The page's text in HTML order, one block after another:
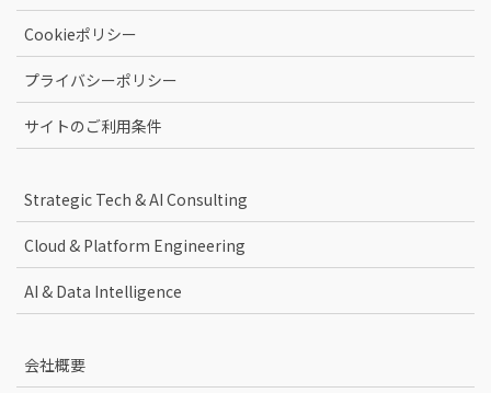
Cookieポリシー
プライバシーポリシー
サイトのご利用条件
Strategic Tech & AI Consulting
Cloud & Platform Engineering
AI & Data Intelligence
会社概要